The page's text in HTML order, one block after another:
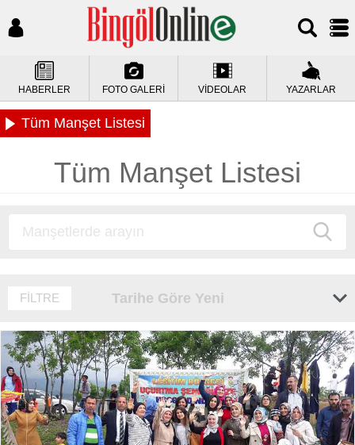
HABERLER FOTO GALERİ VİDEOLAR YAZARLAR
Tüm Manşet Listesi
Tüm Manşet Listesi
FİLTRE Tarihe Göre Yeni